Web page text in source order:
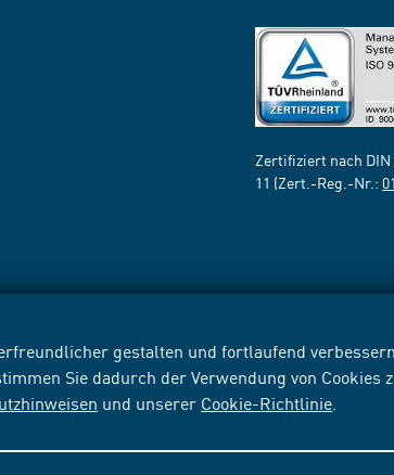
gestalten und fortlaufend
Sie dadurch der Verwendung von Cookies
und unserer Cookie-Richtlinie
Zertifiziert nach DIN
11 (Zert.-Reg.-Nr.: